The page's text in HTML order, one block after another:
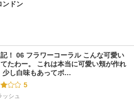
ンドン
！ 06 フラワーコーラル こんな可愛い
たわー。 これは本当に可愛い頬が作れ
少し白味もあってボ…
5
ッシュ